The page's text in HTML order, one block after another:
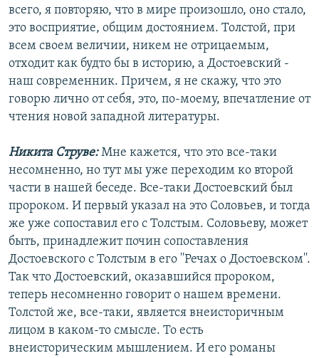
всего, я повторяю, что в мире произошло, оно стало,
это восприятие, общим достоянием. Толстой, при
всем своем величии, никем не отрицаемым,
отходит как будто бы в историю, а Достоевский -
наш современник. Причем, я не скажу, что это
говорю лично от себя, это, по-моему, впечатление от
чтения новой западной литературы.
Никита Струве:Мне кажется, что это все-таки
несомненно, но тут мы уже переходим ко второй
части в нашей беседе. Все-таки Достоевский был
пророком. И первый указал на это Соловьев, и тогда
же уже сопоставил его с Толстым. Соловьеву, может
быть, принадлежит почин сопоставления
Достоевского с Толстым в его ''Речах о Достоевском''.
Так что Достоевский, оказавшийся пророком,
теперь несомненно говорит о нашем времени.
Толстой же, все-таки, является внеисторичным
лицом в каком-то смысле. То есть
внеисторическим мышлением. И его романы